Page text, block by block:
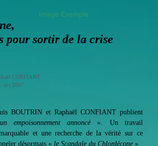
pour sortir de la crise
CONFIANT
oct 2007
BOUTRIN et Raphaël CONFIANT publient
empoisonnement annoncé». Un travail
et une recherche de la vérité sur ce
désormais « le Scandale du Chlordécone ».